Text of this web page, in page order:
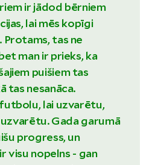
ir jādod bērniem
lai mēs kopīgi
tas ne
man ir prieks, ka
puišiem tas
tas nesanāca.
lai uzvarētu,
Gada garumā
progress, un
visu nopelns - gan